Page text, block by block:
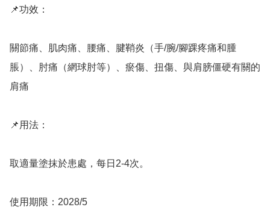
📌功效：
關節痛、肌肉痛、腰痛、腱鞘炎（手/腕/腳踝疼痛和腫
脹）、肘痛（網球肘等）、瘀傷、扭傷、與肩膀僵硬有關的
肩痛
📌用法：
取適量塗抹於患處，每日2-4次。
使用期限：2028/5